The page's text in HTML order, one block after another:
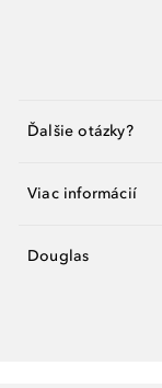
Ďalšie otázky?
Viac informácií
Douglas